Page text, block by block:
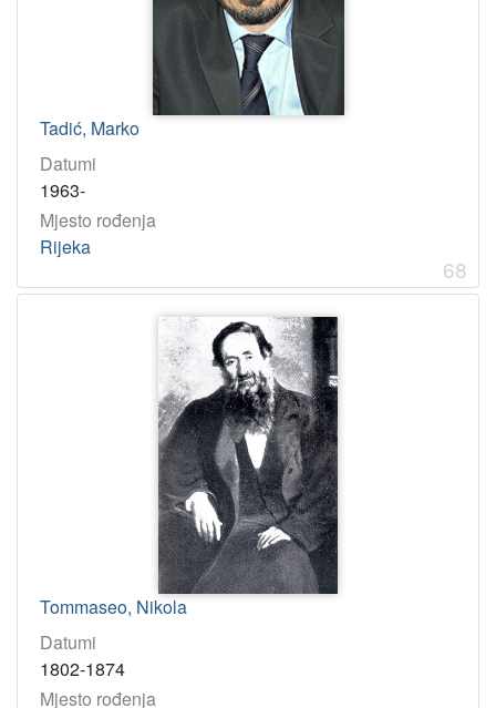
Tadić, Marko
Datumi
1963-
Mjesto rođenja
Rijeka
68
Tommaseo, Nikola
Datumi
1802-1874
Mjesto rođenja